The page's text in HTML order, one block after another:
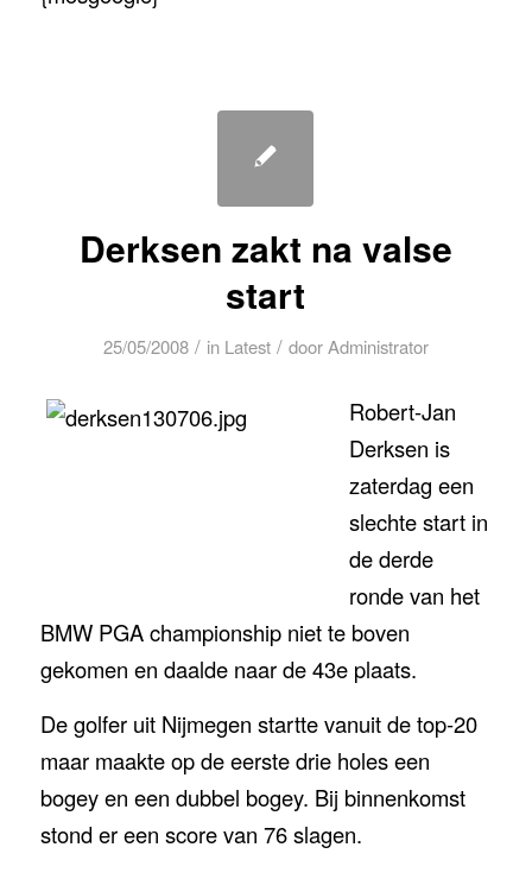
Derksen zakt na valse
start
25/05/2008 / in Latest / door Administrator
Robert-Jan
Derksen is
zaterdag een
slechte start in
de derde
ronde van het
BMW PGA championship niet te boven
gekomen en daalde naar de 43e plaats.
De golfer uit Nijmegen startte vanuit de top-20
maar maakte op de eerste drie holes een
bogey en een dubbel bogey. Bij binnenkomst
stond er een score van 76 slagen.